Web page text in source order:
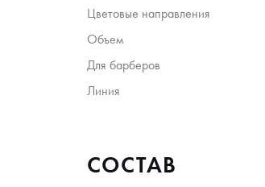
Цветовые направления
Объем
Для барберов
Линия
СОСТАВ